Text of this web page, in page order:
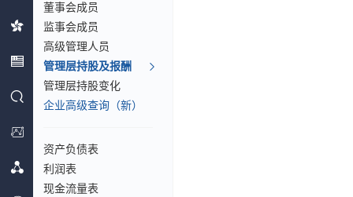
董事会成员
监事会成员
高级管理人员
管理层持股及报酬
管理层持股变化
企业高级查询（新）
资产负债表
利润表
现金流量表